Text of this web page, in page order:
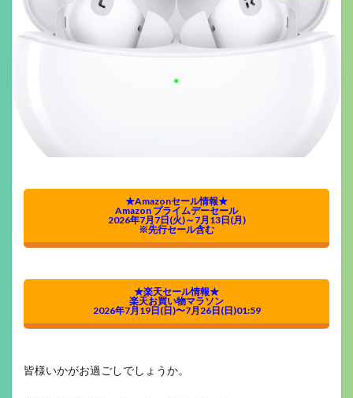
★Amazonセール情報★
Amazon プライムデーセール
2026年7月7日(火)～7月13日(月)
※先行セール含む
★楽天セール情報★
楽天お買い物マラソン
2026年7月19日(日)〜7月26日(日)01:59
皆様いかがお過ごしでしょうか。